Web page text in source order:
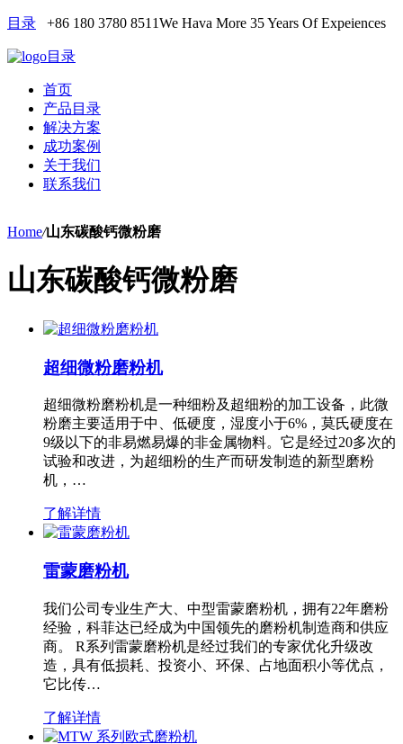
目录 +86 180 3780 8511We Hava More 35 Years Of Expeiences
目录
首页
产品目录
解决方案
成功案例
关于我们
联系我们
Home/山东碳酸钙微粉磨
山东碳酸钙微粉磨
超细微粉磨粉机
超细微粉磨粉机是一种细粉及超细粉的加工设备，此微
粉磨主要适用于中、低硬度，湿度小于6%，莫氏硬度在
9级以下的非易燃易爆的非金属物料。它是经过20多次的
试验和改进，为超细粉的生产而研发制造的新型磨粉
机，…
了解详情
雷蒙磨粉机
我们公司专业生产大、中型雷蒙磨粉机，拥有22年磨粉
经验，科菲达已经成为中国领先的磨粉机制造商和供应
商。 R系列雷蒙磨粉机是经过我们的专家优化升级改
造，具有低损耗、投资小、环保、占地面积小等优点，
它比传…
了解详情